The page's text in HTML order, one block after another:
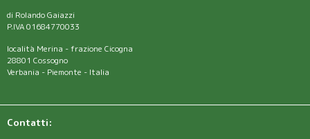
di Rolando Gaiazzi
P.IVA 01684770033
località Merina - frazione Cicogna
28801 Cossogno
Verbania - Piemonte - Italia
Contatti: